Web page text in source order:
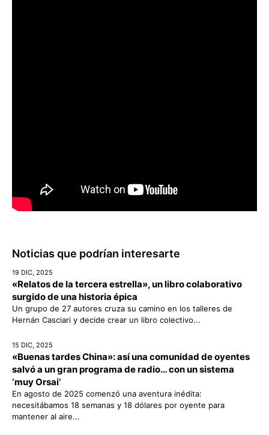
Noticias que podrían interesarte
19 DIC, 2025
«Relatos de la tercera estrella», un libro colaborativo
surgido de una historia épica
Un grupo de 27 autores cruza su camino en los talleres de
Hernán Casciari y decide crear un libro colectivo...
15 DIC, 2025
«Buenas tardes China»: así una comunidad de oyentes
salvó a un gran programa de radio… con un sistema
‘muy Orsai’
En agosto de 2025 comenzó una aventura inédita:
necesitábamos 18 semanas y 18 dólares por oyente para
mantener al aire...